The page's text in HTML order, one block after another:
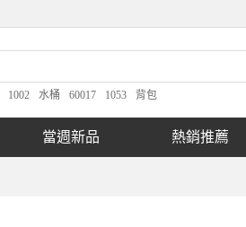
1002 水桶 60017 1053 背包
當週新品 熱銷推薦